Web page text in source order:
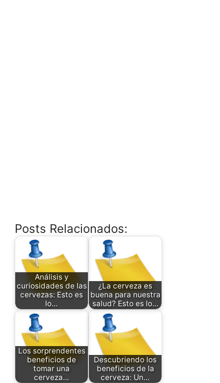
Posts Relacionados:
Análisis y
curiosidades de las
cervezas: Esto es
lo…
¿La cerveza es
buena para nuestra
salud? Esto es lo…
Los sorprendentes
beneficios de
tomar una
cerveza…
Descubriendo los
beneficios de la
cerveza: Un…